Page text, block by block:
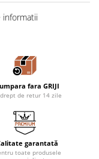
fara GRIJI
de retur 14 zile
garantată
toate produsele